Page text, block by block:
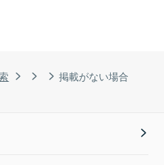
掲載がない場合